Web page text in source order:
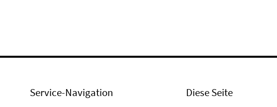
Service-Navigation Diese Seite